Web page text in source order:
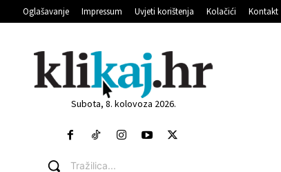
Oglašavanje Impressum Uvjeti korištenja Kolačići Kontakt
Subota, 8. kolovoza 2026.
Tražilica...